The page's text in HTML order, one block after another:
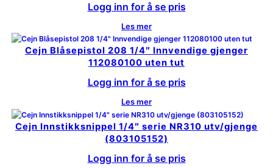
Logg inn for å se pris
Les mer
Cejn Blåsepistol 208 1/4″ Innvendige gjenger
112080100 uten tut
Logg inn for å se pris
Les mer
Cejn Innstikksnippel 1/4″ serie NR310 utv/gjenge
(803105152)
Logg inn for å se pris